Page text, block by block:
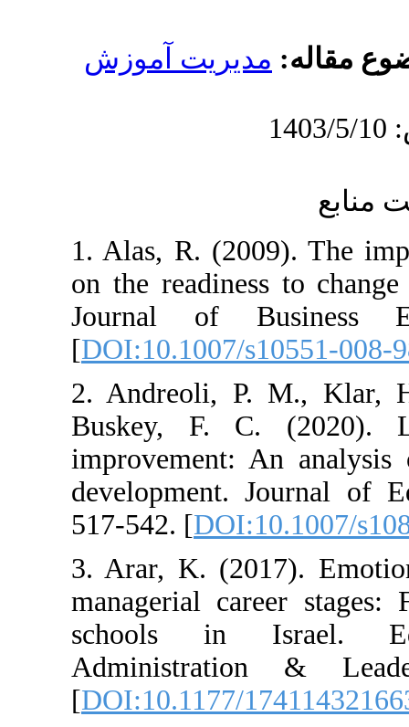
آموزش
1. Alas, R.
on the
Journal of
[DOI:10.1007/
2. Andreoli,
Buskey, F.
improvement:
development.
517-542. [
3. Arar, K.
managerial
schools in
[DOI:10.1177/